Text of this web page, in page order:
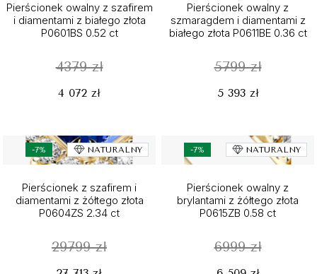
Pierścionek owalny z szafirem
i diamentami z białego złota
P0601BS 0.52 ct
4379 zł
4 072 zł
Pierścionek owalny z
szmaragdem i diamentami z
białego złota P0611BE 0.36 ct
5799 zł
5 393 zł
-7% NATURALNY
Pierścionek z szafirem i
diamentami z żółtego złota
P0604ZS 2.34 ct
29799 zł
-7% NATURALNY
Pierścionek owalny z
brylantami z żółtego złota
P0615ZB 0.58 ct
6999 zł